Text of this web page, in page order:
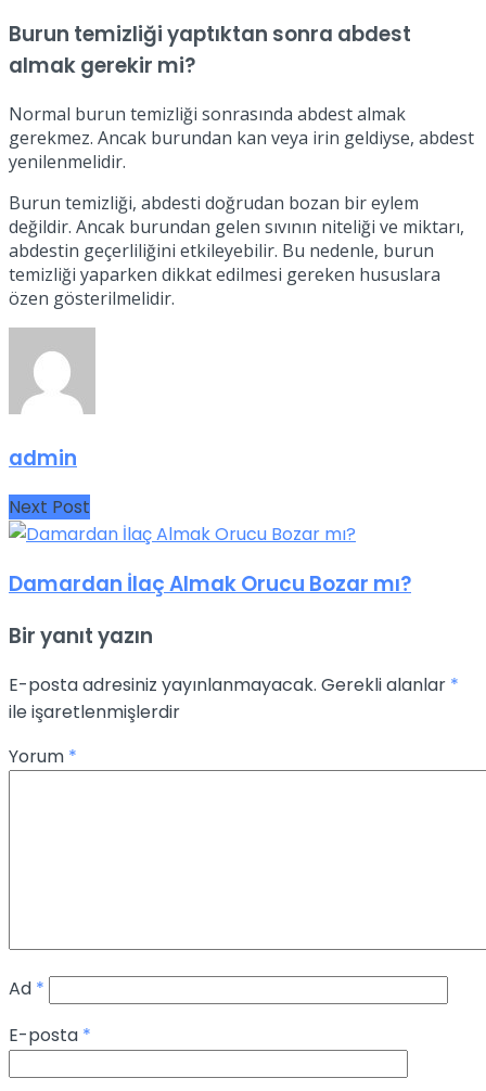
Burun temizliği yaptıktan sonra abdest
almak gerekir mi?
Normal burun temizliği sonrasında abdest almak
gerekmez. Ancak burundan kan veya irin geldiyse, abdest
yenilenmelidir.
Burun temizliği, abdesti doğrudan bozan bir eylem
değildir. Ancak burundan gelen sıvının niteliği ve miktarı,
abdestin geçerliliğini etkileyebilir. Bu nedenle, burun
temizliği yaparken dikkat edilmesi gereken hususlara
özen gösterilmelidir.
admin
Next Post
Damardan İlaç Almak Orucu Bozar mı?
Bir yanıt yazın
E-posta adresiniz yayınlanmayacak. Gerekli alanlar *
ile işaretlenmişlerdir
Yorum *
Ad *
E-posta *